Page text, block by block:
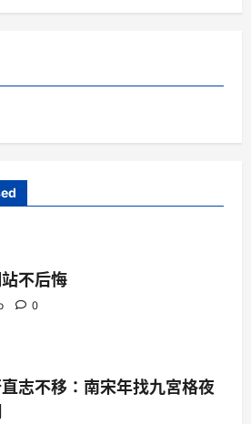
不后悔
0
直志不移：南宋年找九宮格夜